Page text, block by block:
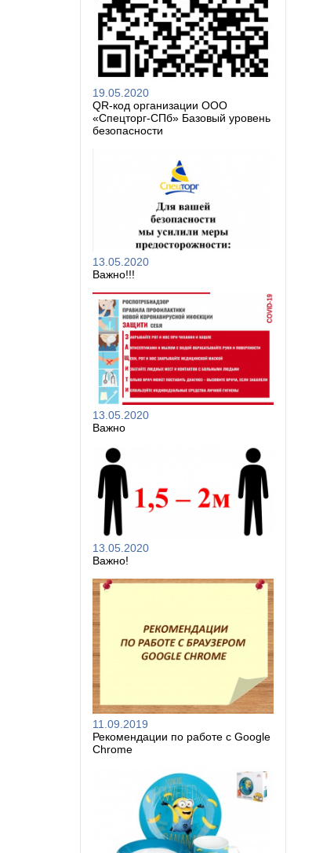
19.05.2020
QR-код организации ООО
«Спецторг-СПб» Базовый уровень
безопасности
13.05.2020
Важно!!!
13.05.2020
Важно
13.05.2020
Важно!
11.09.2019
Рекомендации по работе с Google
Chrome